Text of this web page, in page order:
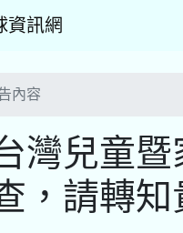
資訊網
內容
灣兒童
，請轉知